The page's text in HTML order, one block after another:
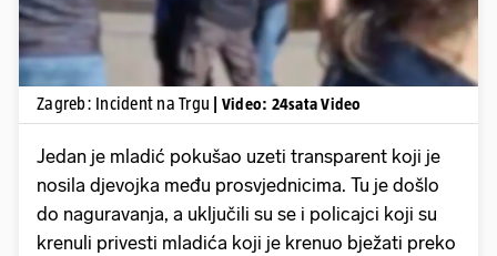
Zagreb: Incident na Trgu | Video: 24sata Video
Jedan je mladić pokušao uzeti transparent koji je
nosila djevojka među prosvjednicima. Tu je došlo
do naguravanja, a uključili su se i policajci koji su
krenuli privesti mladića koji je krenuo bježati preko